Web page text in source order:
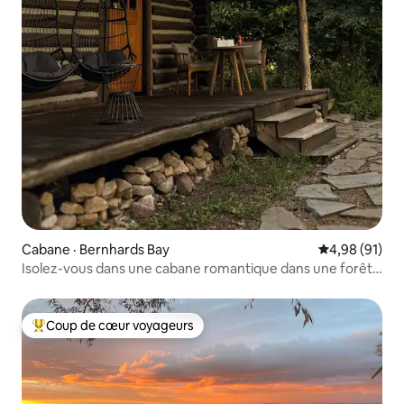
Cabane · Bernhards Bay Note
4,98 (91)
Isolez-vous dans une cabane romantique dans une forêt
Coup de cœur voyageurs parmi les plus aimés
Coup de cœur voyageurs